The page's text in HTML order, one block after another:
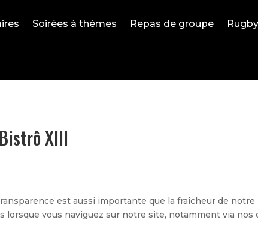
Soirées à thèmes Repas de groupe
XIII
est aussi importante que la fraîcheur de notre
vous naviguez sur notre site, notamment via nos